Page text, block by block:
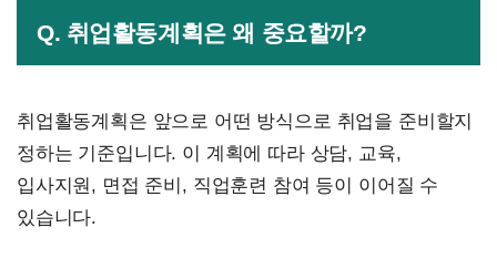
Q. 취업활동계획은 왜 중요할까?
취업활동계획은 앞으로 어떤 방식으로 취업을 준비할지
정하는 기준입니다. 이 계획에 따라 상담, 교육,
입사지원, 면접 준비, 직업훈련 참여 등이 이어질 수
있습니다.